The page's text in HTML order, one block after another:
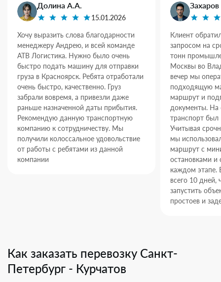
Долина А.А.
15.01.2026
Хочу выразить слова благодарности
менеджеру Андрею, и всей команде
АТВ Логистика. Нужно было очень
быстро подать машину для отправки
груза в Красноярск. Ребята отработали
очень быстро, качественно. Груз
забрали вовремя, а привезли даже
раньше назначенной даты прибытия.
Рекомендую данную транспортную
компанию к сотрудничеству. Мы
получили колоссальное удовольствие
от работы с ребятами из данной
компании
Клиент
запросом на
тонн
Москвы во
вечер мы
подходящую
маршрут и
документы. На
транспорт был
Учитывая
мы
маршрут с
остановками и
каждом этапе.
всего 10 дней,
запустить
простоев и
Как заказать перевозку Санкт-
Петербург - Курчатов